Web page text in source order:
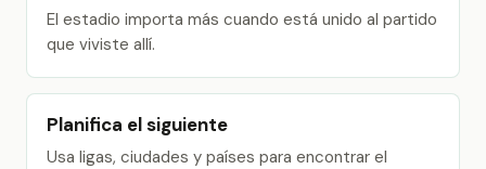
El estadio importa más cuando está unido al partido
que viviste allí.
Planifica el siguiente
Usa ligas, ciudades y países para encontrar el